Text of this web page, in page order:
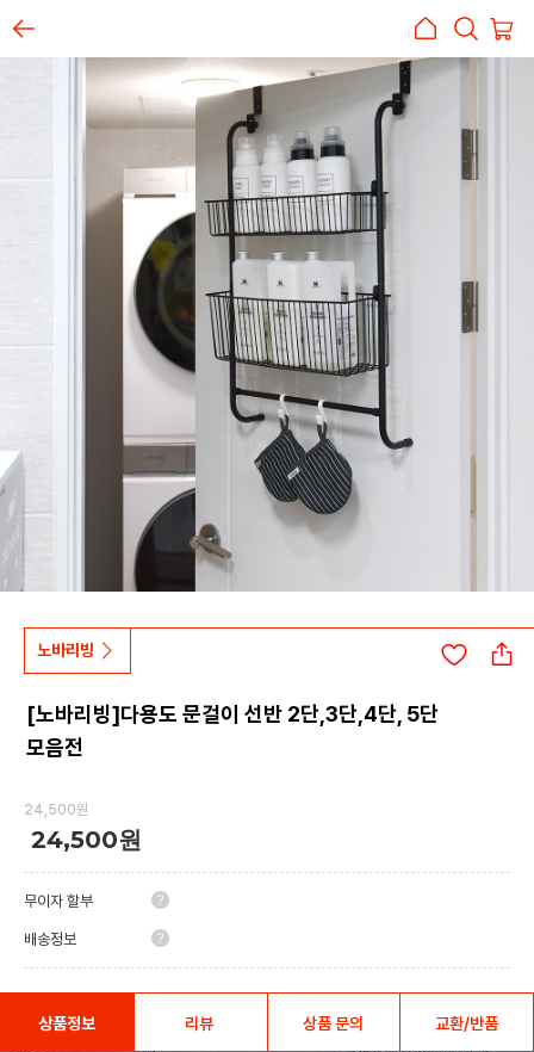
노바리빙
[노바리빙]다용도 문걸이 선반 2단,3단,4단, 5단
모음전
24,500원
24,500원
무이자 할부
배송정보
상품정보 리뷰 상품 문의 교환/반품